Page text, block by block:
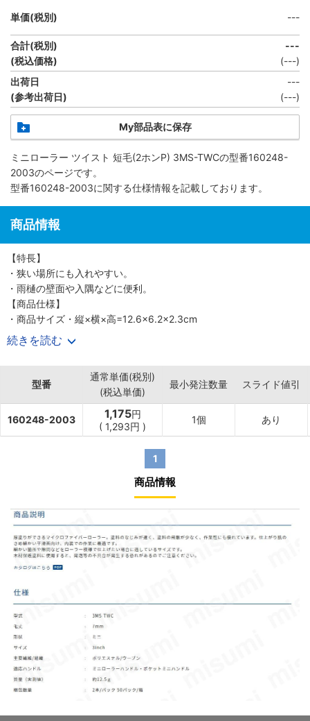
単価(税別) ---
合計(税別)
(税込価格)
---
(---)
出荷日
(参考出荷日)
---
(---)
My部品表に保存
ミニローラー ツイスト 短毛(2ホンP) 3MS-TWCの型番160248-
2003のページです。
型番160248-2003に関する仕様情報を記載しております。
商品情報
【特長】
・狭い場所にも入れやすい。
・雨樋の壁面や入隅などに便利。
【商品仕様】
・商品サイズ・縦×横×高=12.6×6.2×2.3cm
・JANコード：4560146185451
・入り数：1個
続きを読む
型番
通常単価(税別)
(税込単価)
最小発注数量 スライド値引
160248-2003 1,175円
( 1,293円 )
1個 あり
1
商品情報